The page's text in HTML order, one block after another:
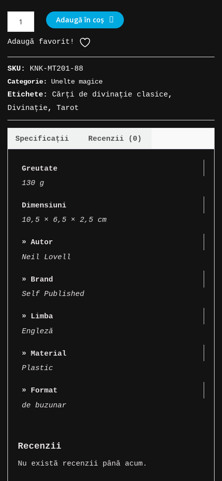
Cantitate
Cărți
Tarot
»
Tyldwick
Adaugă în coș
Adaugă favorit!
SKU: KNK-MT201-88
Categorie: Unelte magice
Etichete: Cărți de divinație clasice,
Divinație, Tarot
Specificații Recenzii (0)
Greutate
130 g
Dimensiuni
10,5 × 6,5 × 2,5 cm
» Autor
Neil Lovell
» Brand
Self Published
» Limba
Engleză
» Material
Plastic
» Format
de buzunar
Recenzii
Nu există recenzii până acum.